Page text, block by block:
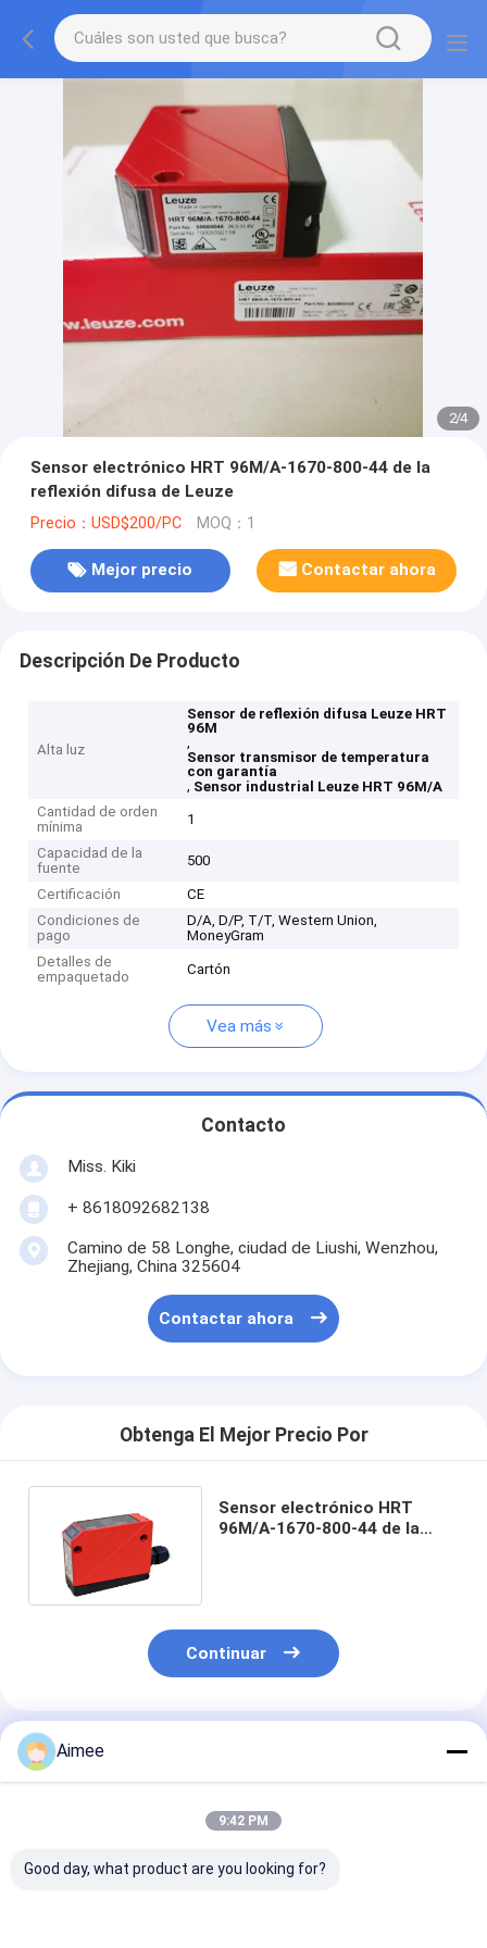
2/4
Sensor electrónico HRT 96M/A-1670-800-44 de la
reflexión difusa de Leuze
Precio：USD$200/PC MOQ：1
Mejor precio Contactar ahora
Descripción De Producto
Alta luz
Sensor de reflexión difusa Leuze HRT
96M
,
Sensor transmisor de temperatura
con garantía
, Sensor industrial Leuze HRT 96M/A
Cantidad de orden
mínima
1
Capacidad de la
fuente
500
Certificación
CE
Condiciones de
pago
D/A, D/P, T/T, Western Union,
MoneyGram
Detalles de
empaquetado
Cartón
Vea más
Contacto
Miss. Kiki
+ 8618092682138
Camino de 58 Longhe, ciudad de Liushi, Wenzhou,
Zhejiang, China 325604
Contactar ahora
Obtenga El Mejor Precio Por
Sensor electrónico HRT
96M/A-1670-800-44 de la
Continuar
Productos Recomendados
Aimee
9:42 PM
Good day, what product are you looking for?